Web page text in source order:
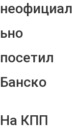
неофициал
ьно
посетил
Банско
На КПП